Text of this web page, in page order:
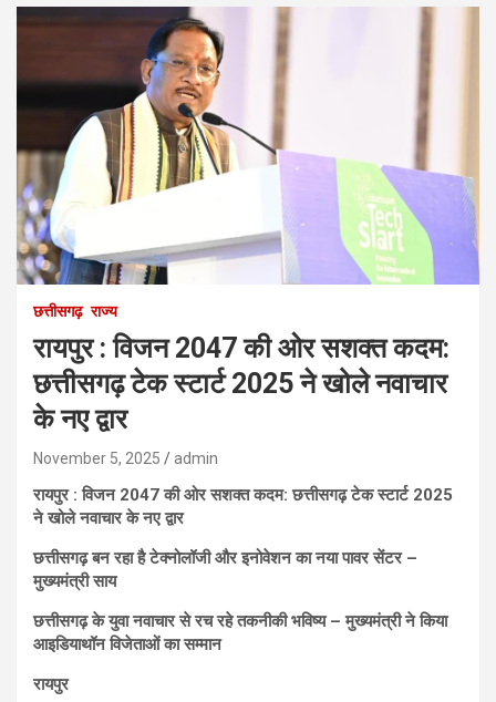
छत्तीसगढ़ राज्य
रायपुर : विजन 2047 की ओर सशक्त कदम:
छत्तीसगढ़ टेक स्टार्ट 2025 ने खोले नवाचार
के नए द्वार
November 5, 2025 admin
रायपुर : विजन 2047 की ओर सशक्त कदम: छत्तीसगढ़ टेक स्टार्ट 2025
ने खोले नवाचार के नए द्वार
छत्तीसगढ़ बन रहा है टेक्नोलॉजी और इनोवेशन का नया पावर सेंटर –
मुख्यमंत्री साय
छत्तीसगढ़ के युवा नवाचार से रच रहे तकनीकी भविष्य – मुख्यमंत्री ने किया
आइडियाथॉन विजेताओं का सम्मान
रायपुर